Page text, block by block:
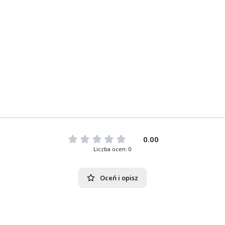
0.00
Liczba ocen: 0
Oceń i opisz